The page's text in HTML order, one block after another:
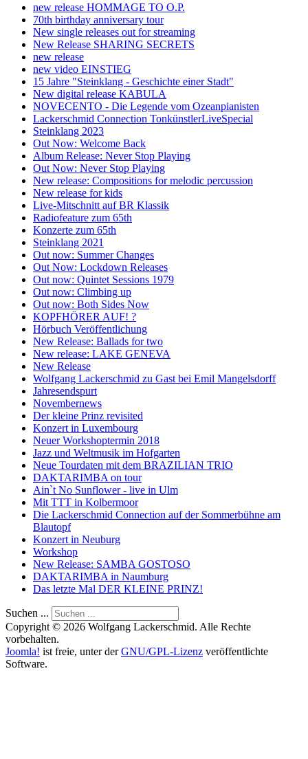
new release HOMMAGE TO O.P.
70th birthday anniversary tour
New single releases out for streaming
New Release SHARING SECRETS
new release
new video EINSTIEG
15 Jahre "Steinklang - Geschichte einer Stadt"
New digital release KABULA
NOVECENTO - Die Legende vom Ozeanpianisten
Lackerschmid Connection TonkünstlerLiveSpecial
Steinklang 2023
Out Now: Welcome Back
Album Release: Never Stop Playing
Out Now: Never Stop Playing
New release: Compositions for melodic percussion
New release for kids
Live-Mitschnitt auf BR Klassik
Radiofeature zum 65th
Konzerte zum 65th
Steinklang 2021
Out now: Summer Changes
Out Now: Lockdown Releases
Out now: Quintet Sessions 1979
Out now: Climbing up
Out now: Both Sides Now
KOPFHÖRER AUF! ?
Hörbuch Veröffentlichung
New Release: Ballads for two
New release: LAKE GENEVA
New Release
Wolfgang Lackerschmid zu Gast bei Emil Mangelsdorff
Jahresendspurt
Novembernews
Der kleine Prinz revisited
Konzert in Luxembourg
Neuer Workshoptermin 2018
Jazz und Weltmusik im Hofgarten
Neue Tourdaten mit dem BRAZILIAN TRIO
DAKTARIMBA on tour
Ain`t No Sunflower - live in Ulm
Mit TTT in Kolbermoor
Die Lackerschmid Connection auf der Sommerbühne am
Blautopf
Konzert in Neuburg
Workshop
New Release: SAMBA GOSTOSO
DAKTARIMBA in Naumburg
Das letzte Mal DER KLEINE PRINZ!
Suchen ...
Copyright © 2026 Wolfgang Lackerschmid. Alle Rechte
vorbehalten.
Joomla! ist freie, unter derGNU/GPL-Lizenz veröffentlichte
Software.